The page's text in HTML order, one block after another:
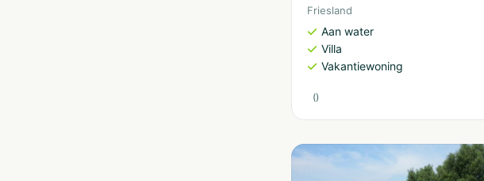
Friesland
Aan water
Villa
Vakantiewoning
()